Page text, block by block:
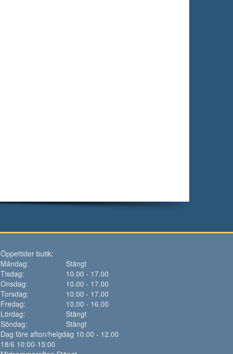
Öppettider butik:
Måndag:
Stängt
Tisdag:
10.00 - 17.00
Onsdag:
10.00 - 17.00
Torsdag:
10.00 - 17.00
Fredag:
10.00 - 16.00
Lördag:
Stängt
Söndag:
Stängt
Dag före afton/helgdag 10.00 - 12.00
18/6 10:00-15:00